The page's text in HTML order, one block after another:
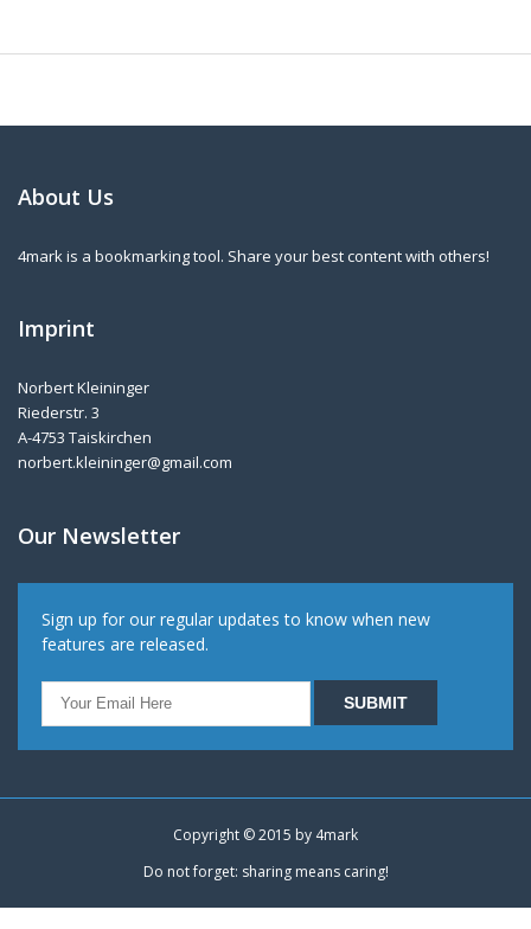
About Us
4mark is a bookmarking tool. Share your best content with others!
Imprint
Norbert Kleininger
Riederstr. 3
A-4753 Taiskirchen
norbert.kleininger@gmail.com
Our Newsletter
Sign up for our regular updates to know when new
features are released.
Copyright © 2015 by 4mark
Do not forget: sharing means caring!